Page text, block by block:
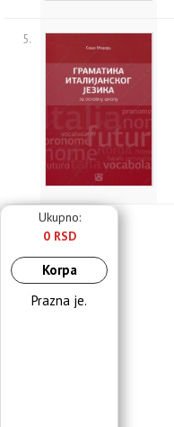
5.
Ukupno:
0 RSD
Korpa
Prazna je.